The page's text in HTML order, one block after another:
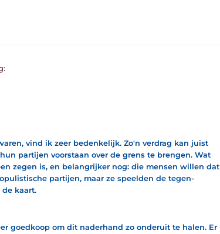
vind ik zeer bedenkelijk. Zo'n verdrag kan juist
partijen voorstaan over de grens te brengen. Wat
zegen is, en belangrijker nog: die mensen willen dat
partijen, maar ze speelden de tegen-
kaart.
goedkoop om dit naderhand zo onderuit te halen. Er